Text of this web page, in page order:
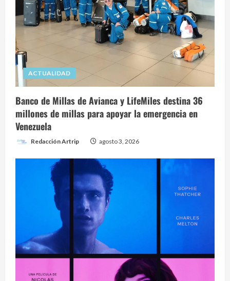
ACTUALIDAD
Banco de Millas de Avianca y LifeMiles destina 36
millones de millas para apoyar la emergencia en
Venezuela
Redacción Artrip agosto 3, 2026